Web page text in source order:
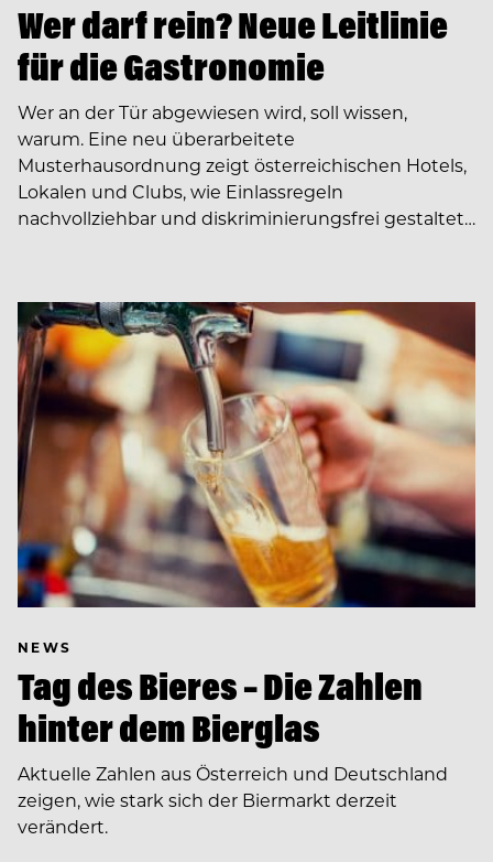
Wer darf rein? Neue Leitlinie
für die Gastronomie
Wer an der Tür abgewiesen wird, soll wissen,
warum. Eine neu überarbeitete
Musterhausordnung zeigt österreichischen Hotels,
Lokalen und Clubs, wie Einlassregeln
nachvollziehbar und diskriminierungsfrei gestaltet…
NEWS
Tag des Bieres – Die Zahlen
hinter dem Bierglas
Aktuelle Zahlen aus Österreich und Deutschland
zeigen, wie stark sich der Biermarkt derzeit
verändert.